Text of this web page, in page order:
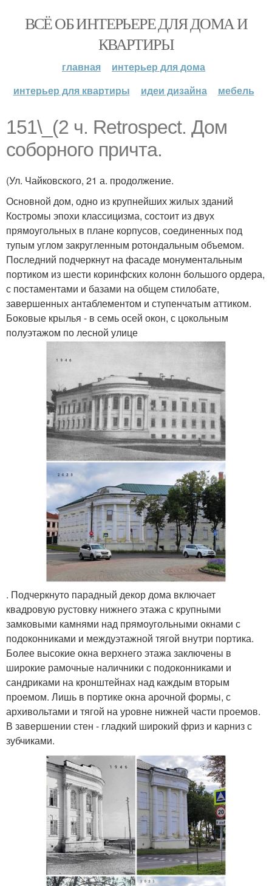
ВСЁ ОБ ИНТЕРЬЕРЕ ДЛЯ ДОМА И
КВАРТИРЫ
главная
интерьер для дома
интерьер для квартиры
идеи дизайна мебель
151\_(2 ч. Retrospect. Дом
соборного причта.
(Ул. Чайковского, 21 а. продолжение.
Основной дом, одно из крупнейших жилых зданий
Костромы эпохи классицизма, состоит из двух
прямоугольных в плане корпусов, соединенных под
тупым углом закругленным ротондальным объемом.
Последний подчеркнут на фасаде монументальным
портиком из шести коринфских колонн большого ордера,
с постаментами и базами на общем стилобате,
завершенных антаблементом и ступенчатым аттиком.
Боковые крылья - в семь осей окон, с цокольным
полуэтажом по лесной улице
. Подчеркнуто парадный декор дома включает
квадровую рустовку нижнего этажа с крупными
замковыми камнями над прямоугольными окнами с
подоконниками и междуэтажной тягой внутри портика.
Более высокие окна верхнего этажа заключены в
широкие рамочные наличники с подоконниками и
сандриками на кронштейнах над каждым вторым
проемом. Лишь в портике окна арочной формы, с
архивольтами и тягой на уровне нижней части проемов.
В завершении стен - гладкий широкий фриз и карниз с
зубчиками.